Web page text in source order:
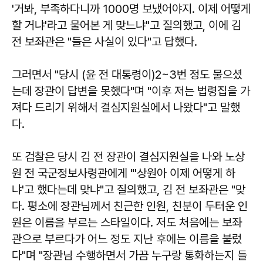
'거봐, 부족하다니까 1000명 보냈어야지. 이제 어떻게
할 거냐'라고 물어본 게 맞느냐"고 질의했고, 이에 김
전 보좌관은 "들은 사실이 있다"고 답했다.
그러면서 "당시 (윤 전 대통령이)2~3번 정도 물으셨
는데 장관이 답변을 못했다"며 "이후 저는 법령집을 가
져다 드리기 위해서 결심지원실에서 나왔다"고 말했
다.
또 검찰은 당시 김 전 장관이 결심지원실을 나와 노상
원 전 국군정보사령관에게 "'상원아 이제 어떻게 하
냐'고 했다는데 맞냐"고 질의했고, 김 전 보좌관은 "맞
다. 평소에 장관님께서 친근한 인원, 친분이 두터운 인
원은 이름을 부르는 스타일이다. 저도 처음에는 보좌
관으로 부르다가 어느 정도 지난 후에는 이름을 불렀
다"며 "장관님 수행하면서 가끔 누구랑 통화하는지 들